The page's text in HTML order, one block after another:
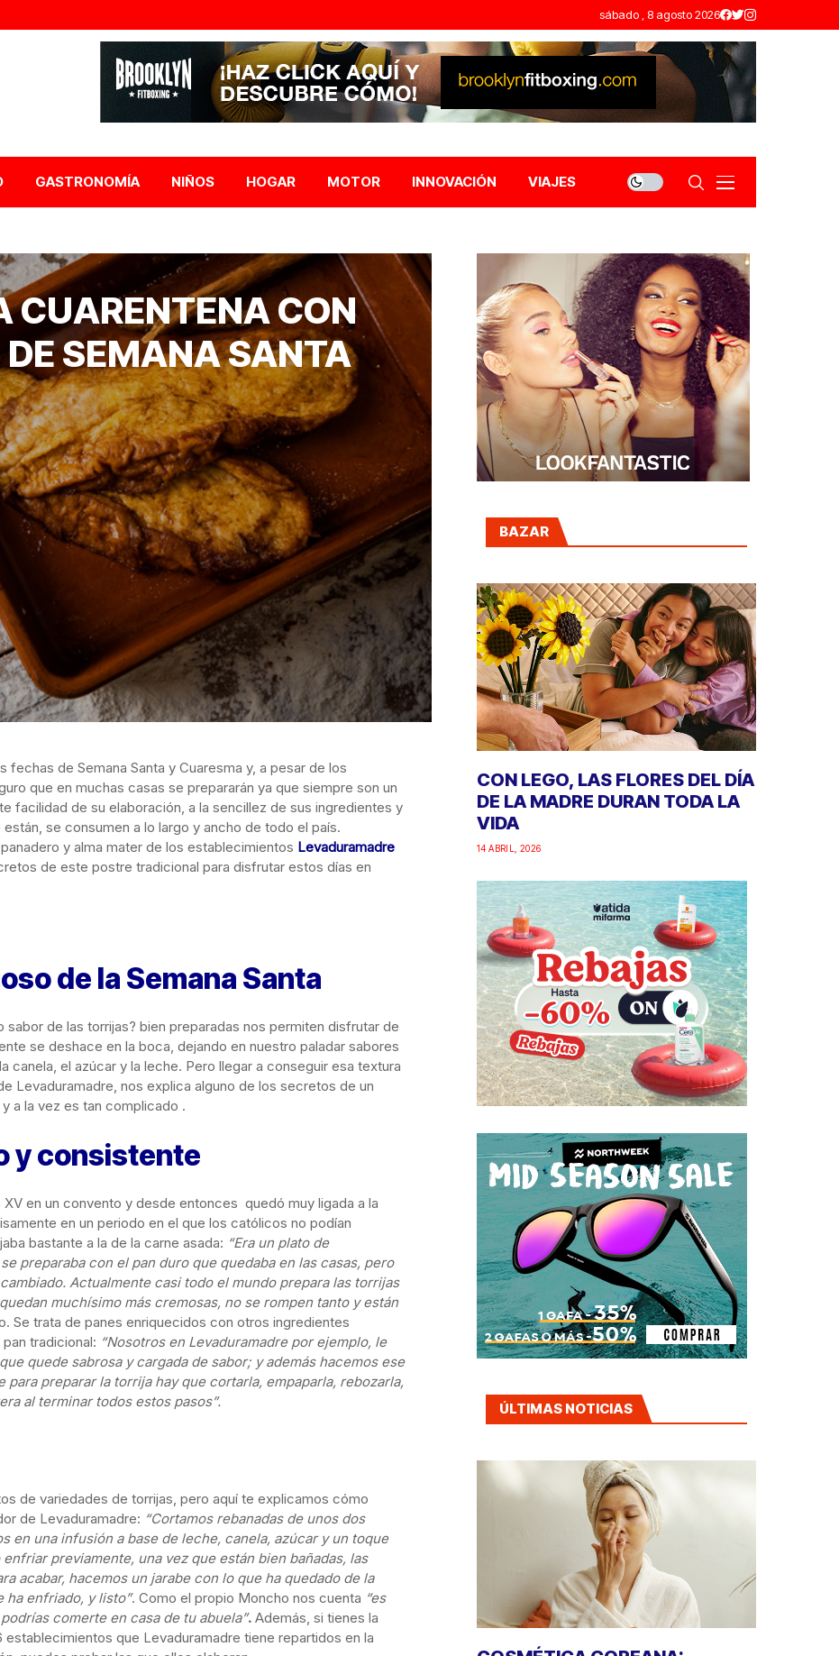
sábado , 8 agosto 2026
GASTRONOMÍA NIÑOS HOGAR MOTOR INNOVACIÓN VIAJES
CUARENTENA CON
SEMANA SANTA
de Semana Santa y Cuaresma y, a pesar de los
que en muchas casas se prepararán ya que siempre son un
facilidad de su elaboración, a la sencillez de sus ingredientes y
se consumen a lo largo y ancho de todo el país.
y alma mater de los establecimientos Levaduramadre
de este postre tradicional para disfrutar estos días en
de la Semana Santa
de las torrijas? bien preparadas nos permiten disfrutar de
se deshace en la boca, dejando en nuestro paladar sabores
el azúcar y la leche. Pero llegar a conseguir esa textura
Levaduramadre, nos explica alguno de los secretos de un
a la vez es tan complicado .
y consistente
en un convento y desde entonces quedó muy ligada a la
en un periodo en el que los católicos no podían
bastante a la de la carne asada: “Era un plato de
preparaba con el pan duro que quedaba en las casas, pero
Actualmente casi todo el mundo prepara las torrijas
muchísimo más cremosas, no se rompen tanto y están
Se trata de panes enriquecidos con otros ingredientes
tradicional: “Nosotros en Levaduramadre por ejemplo, le
quede sabrosa y cargada de sabor; y además hacemos ese
preparar la torrija hay que cortarla, empaparla, rebozarla,
al terminar todos estos pasos”.
de variedades de torrijas, pero aquí te explicamos cómo
de Levaduramadre: “Cortamos rebanadas de unos dos
en una infusión a base de leche, canela, azúcar y un toque
previamente, una vez que están bien bañadas, las
acabar, hacemos un jarabe con lo que ha quedado de la
ha enfriado, y listo”. Como el propio Moncho nos cuenta “es
comerte en casa de tu abuela”. Además, si tienes la
que Levaduramadre tiene repartidos en la
BAZAR
CON LEGO, LAS FLORES DEL DÍA
DE LA MADRE DURAN TODA LA
VIDA
14 ABRIL, 2026
ÚLTIMAS NOTICIAS